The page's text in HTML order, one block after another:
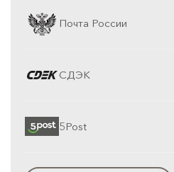
Почта России
СДЭК
5Post